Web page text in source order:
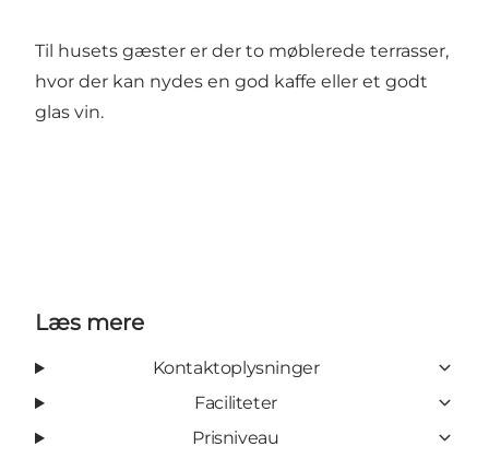
Til husets gæster er der to møblerede terrasser,
hvor der kan nydes en god kaffe eller et godt
glas vin.
Læs mere
Kontaktoplysninger
Faciliteter
Prisniveau